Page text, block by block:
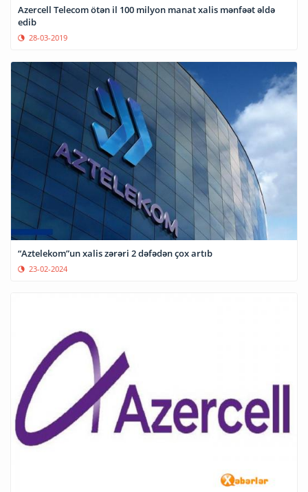
Azercell Telecom ötən il 100 milyon manat xalis mənfəət əldə
edib
28-03-2019
“Aztelekom”un xalis zərəri 2 dəfədən çox artıb
23-02-2024